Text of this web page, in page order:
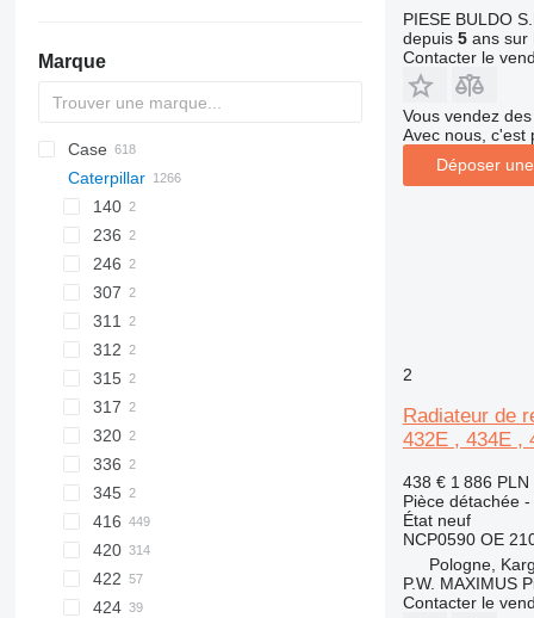
Marque
430
B series
E series
S series
T series
Case
420
570
580
590
695
770
821
851
921
1088
SR
TR
Caterpillar
140
236
246
307
311
312
312B
315
317
320
336
336D
345
416
416C
416D
416E
420
422
424
PIESE BULDO
depuis 5ans sur
Contacter le
Vous vendez
Avec nous, c'est
Déposer
2
Radiateur de
432E , 434E ,
438 € 1 886 PLN
Pièce détachée
Étatneuf
NCP0590 OE
Pologne,
P.W. MAXIMUS
Contacter le